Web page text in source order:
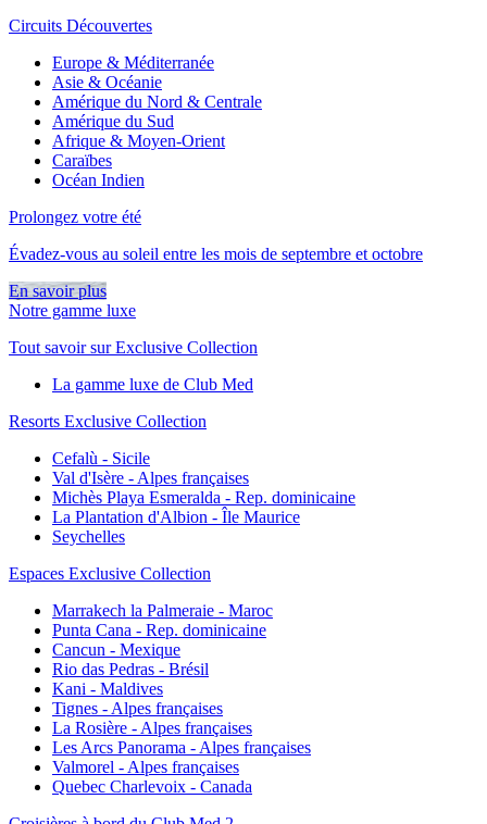
Circuits Découvertes
Europe & Méditerranée
Asie & Océanie
Amérique du Nord & Centrale
Amérique du Sud
Afrique & Moyen-Orient
Caraïbes
Océan Indien
Prolongez votre été
Évadez-vous au soleil entre les mois de septembre et octobre
En savoir plus
Notre gamme luxe
Tout savoir sur Exclusive Collection
La gamme luxe de Club Med
Resorts Exclusive Collection
Cefalù - Sicile
Val d'Isère - Alpes françaises
Michès Playa Esmeralda - Rep. dominicaine
La Plantation d'Albion - Île Maurice
Seychelles
Espaces Exclusive Collection
Marrakech la Palmeraie - Maroc
Punta Cana - Rep. dominicaine
Cancun - Mexique
Rio das Pedras - Brésil
Kani - Maldives
Tignes - Alpes françaises
La Rosière - Alpes françaises
Les Arcs Panorama - Alpes françaises
Valmorel - Alpes françaises
Quebec Charlevoix - Canada